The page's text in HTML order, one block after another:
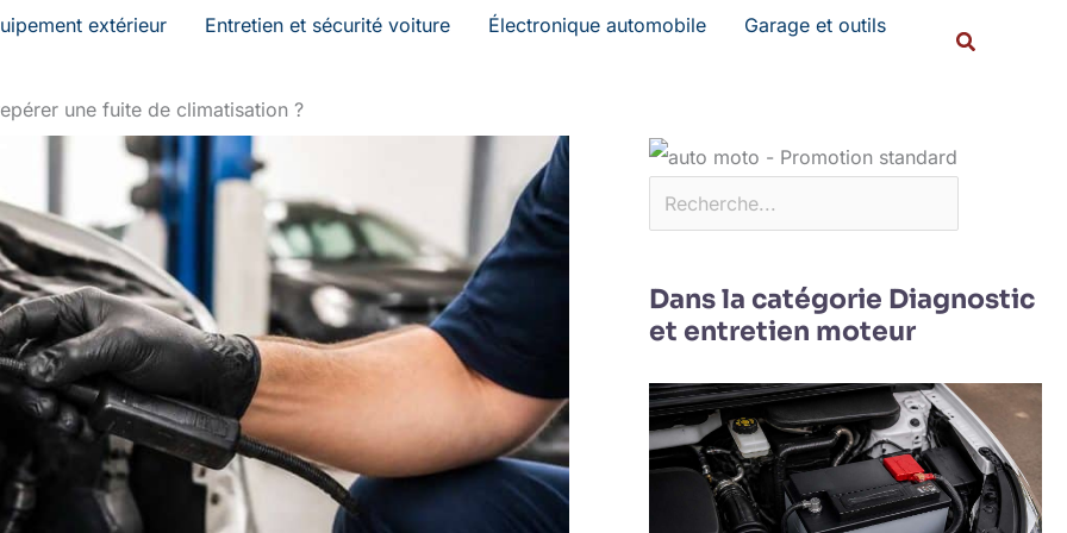
extérieur Entretien et sécurité voiture Électronique automobile
Garage et outils
une fuite de climatisation ?
Rechercher
Dans la catégorie Diagnostic
et entretien moteur